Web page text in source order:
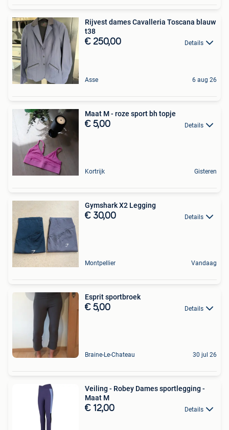
Rijvest dames Cavalleria Toscana blauw
t38
€ 250,00 Details
Asse 6 aug 26
Maat M - roze sport bh topje
€ 5,00 Details
Kortrijk Gisteren
Gymshark X2 Legging
€ 30,00 Details
Montpellier Vandaag
Esprit sportbroek
€ 5,00 Details
Braine-Le-Chateau 30 jul 26
Veiling - Robey Dames sportlegging -
Maat M
€ 12,00 Details